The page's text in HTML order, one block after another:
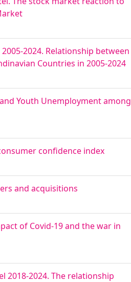
2024. Relationship between
Countries in 2005-2024
Youth Unemployment among
confidence index
and acquisitions
of Covid-19 and the war in
2018-2024. The relationship